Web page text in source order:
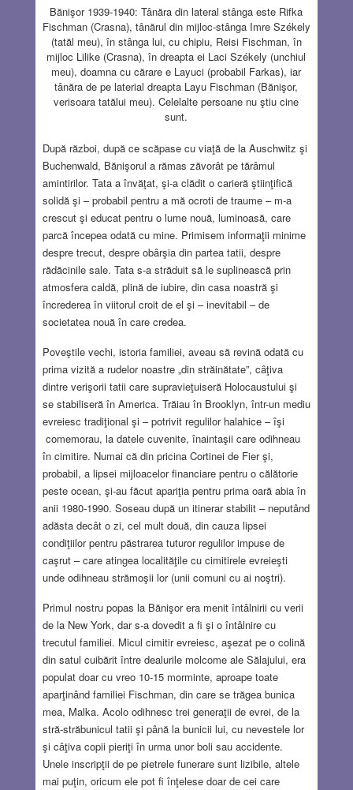
Bănişor 1939-1940: Tânăra din lateral stânga este Rifka
Fischman (Crasna), tânărul din mijloc-stânga Imre Székely
(tatăl meu), în stânga lui, cu chipiu, Reisi Fischman, în
mijloc Lilike (Crasna), în dreapta ei Laci Székely (unchiul
meu), doamna cu cărare e Layuci (probabil Farkas), iar
tânăra de pe laterial dreapta Layu Fischman (Bănişor,
verisoara tatălui meu). Celelalte persoane nu ştiu cine
sunt.
După război, după ce scăpase cu viaţă de la Auschwitz şi
Buchenwald, Bănişorul a rămas zăvorât pe tărâmul
amintirilor. Tata a învăţat, şi-a clădit o carieră ştiinţifică
solidă şi – probabil pentru a mă ocroti de traume – m-a
crescut şi educat pentru o lume nouă, luminoasă, care
parcă începea odată cu mine. Primisem informaţii minime
despre trecut, despre obârşia din partea tatii, despre
rădăcinile sale. Tata s-a străduit să le suplinească prin
atmosfera caldă, plină de iubire, din casa noastră şi
încrederea în viitorul croit de el şi – inevitabil – de
societatea nouă în care credea.
Poveştile vechi, istoria familiei, aveau să revină odată cu
prima vizită a rudelor noastre „din străinătate”, câţiva
dintre verişorii tatii care supravieţuiseră Holocaustului şi
se stabiliseră în America. Trăiau în Brooklyn, într-un mediu
evreiesc tradiţional şi – potrivit regulilor halahice – îşi
comemorau, la datele cuvenite, înaintaşii care odihneau
în cimitire. Numai că din pricina Cortinei de Fier şi,
probabil, a lipsei mijloacelor financiare pentru o călătorie
peste ocean, şi-au făcut apariţia pentru prima oară abia în
anii 1980-1990. Soseau după un itinerar stabilit – neputând
adăsta decât o zi, cel mult două, din cauza lipsei
condiţiilor pentru păstrarea tuturor regulilor impuse de
caşrut – care atingea localităţile cu cimitirele evreieşti
unde odihneau strămoşii lor (unii comuni cu ai noştri).
Primul nostru popas la Bănişor era menit întâlnirii cu verii
de la New York, dar s-a dovedit a fi şi o întâlnire cu
trecutul familiei. Micul cimitir evreiesc, aşezat pe o colină
din satul cuibărit între dealurile molcome ale Sălajului, era
populat doar cu vreo 10-15 morminte, aproape toate
aparţinând familiei Fischman, din care se trăgea bunica
mea, Malka. Acolo odihnesc trei generaţii de evrei, de la
stră-străbunicul tatii şi până la bunicii lui, cu nevestele lor
şi câţiva copii pieriţi în urma unor boli sau accidente.
Unele inscripţii de pe pietrele funerare sunt lizibile, altele
mai puţin, oricum ele pot fi înţelese doar de cei care